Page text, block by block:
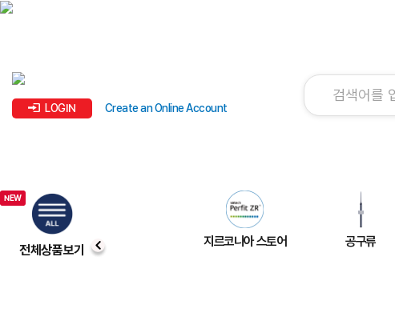
LOGIN Create an Online Account
전체상품보기
지르코니아 스토어 공구류